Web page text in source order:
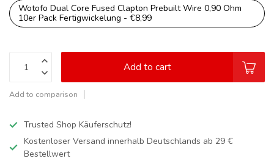
Wotofo Dual Core Fused Clapton Prebuilt Wire 0,90 Ohm
10er Pack Fertigwickelung - €8,99
Add to cart
Add to comparison
Trusted Shop Käuferschutz!
Kostenloser Versand innerhalb Deutschlands ab 29 €
Bestellwert